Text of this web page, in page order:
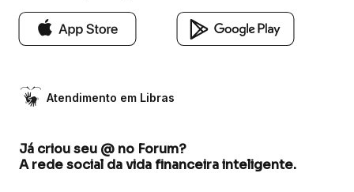
Atendimento em Libras
Já criou seu @ no Forum?
A rede social da vida financeira inteligente.